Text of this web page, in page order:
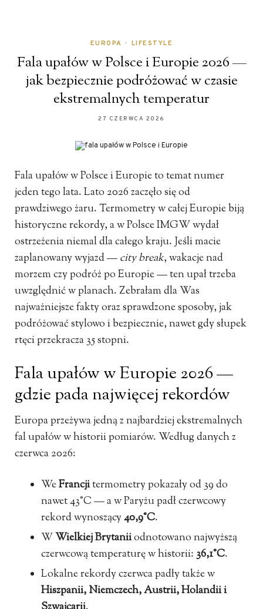
EUROPA • LIFESTYLE
Fala upałów w Polsce i Europie 2026 —
jak bezpiecznie podróżować w czasie
ekstremalnych temperatur
27 CZERWCA 2026
Fala upałów w Polsce i Europie to temat numer
jeden tego lata. Lato 2026 zaczęło się od
prawdziwego żaru. Termometry w całej Europie biją
historyczne rekordy, a w Polsce IMGW wydał
ostrzeżenia niemal dla całego kraju. Jeśli macie
zaplanowany wyjazd —city break, wakacje nad
morzem czy podróż po Europie — ten upał trzeba
uwzględnić w planach. Zebrałam dla Was
najważniejsze fakty oraz sprawdzone sposoby, jak
podróżować stylowo i bezpiecznie, nawet gdy słupek
rtęci przekracza 35 stopni.
Fala upałów w Europie 2026 —
gdzie pada najwięcej rekordów
Europa przeżywa jedną z najbardziej ekstremalnych
fal upałów w historii pomiarów. Według danych z
czerwca 2026:
WeFrancjitermometry pokazały od 39 do
nawet 43°C — a w Paryżu padł czerwcowy
rekord wynoszący40,9°C.
WWielkiej Brytaniiodnotowano najwyższą
czerwcową temperaturę w historii:36,1°C.
Lokalne rekordy czerwca padły także w
Hiszpanii, Niemczech, Austrii, Holandii i